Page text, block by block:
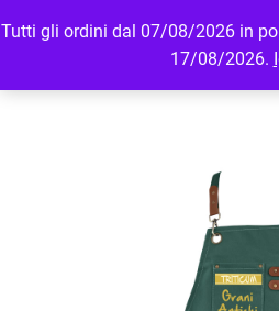
Tutti gli ordini dal 07/08/2026 in
17/08/2026.
MENU